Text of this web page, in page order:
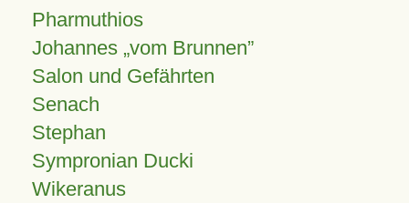
Pharmuthios
Johannes vom Brunnen
Salon und Gefährten
Senach
Stephan
Sympronian Ducki
Wikeranus